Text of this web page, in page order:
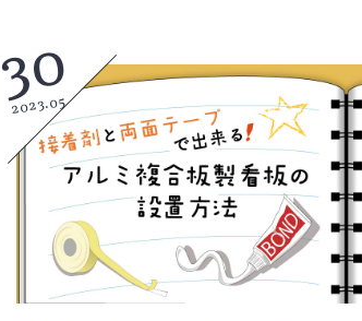
30
2023.05